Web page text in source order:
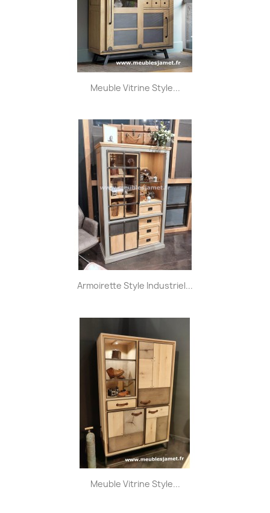
Meuble Vitrine Style...
Armoirette Style Industriel...
Meuble Vitrine Style...